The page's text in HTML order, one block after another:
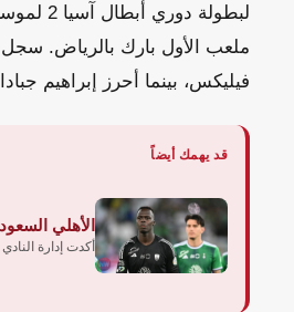
ملعب الأول بارك بالرياض. سجل
فيليكس، بينما أحرز إبراهيم
قد يهمك أيضاً
الأهلي
أكدت إدارة